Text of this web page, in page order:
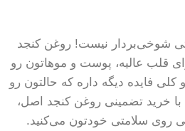
شوخی‌بردار نیست! روغن کنجد
قلب عالیه، پوست و موهاتون رو
کلی فایده دیگه داره که حالتون رو
خرید تضمینی روغن کنجد اصل،
روی سلامتی خودتون می‌کنید.